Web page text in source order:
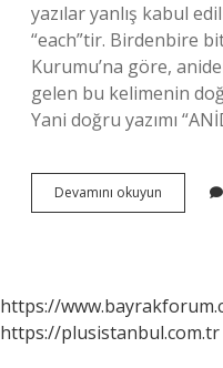
yazılar yanlış kabul
“each”tir. Birdenbire
Kurumu’na göre,
gelen bu kelimenin
Yani doğru yazımı
Devamını okuyun
Biri
https://
https://plusistanbul.com.tr